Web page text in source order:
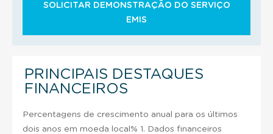
SOLICITAR DEMONSTRAÇÃO DO SERVIÇO
EMIS
PRINCIPAIS DESTAQUES
FINANCEIROS
Percentagens de crescimento anual para os últimos
dois anos em moeda local% 1. Dados financeiros